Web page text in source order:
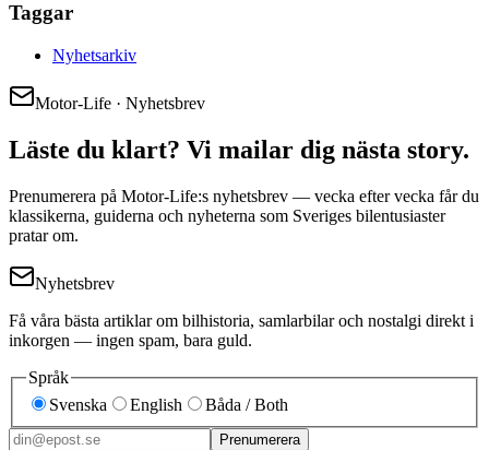
Taggar
Nyhetsarkiv
Motor-Life · Nyhetsbrev
Läste du klart? Vi mailar dig nästa story.
Prenumerera på Motor-Life:s nyhetsbrev — vecka efter vecka får du
klassikerna, guiderna och nyheterna som Sveriges bilentusiaster
pratar om.
Nyhetsbrev
Få våra bästa artiklar om bilhistoria, samlarbilar och nostalgi direkt i
inkorgen — ingen spam, bara guld.
Språk
Svenska
English Båda / Both
Prenumerera